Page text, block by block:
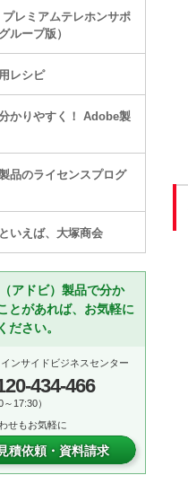
レミアムテレホンサポ
ループ版）
レシピ
かりやすく！ Adobe製
品のライセンスプログ
いえば、大塚商会
アドビ）製品で分か
とがあれば、お気軽に
ださい。
ンサイドビジネスセンター
434-466
～17:30）
せもお気軽に
積依頼・資料請求